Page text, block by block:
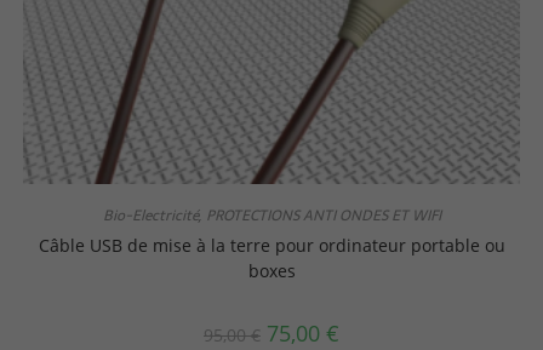
Bio-Electricité, PROTECTIONS ANTI ONDES ET WIFI
Câble USB de mise à la terre pour ordinateur portable ou
boxes
95,00€ 75,00 €